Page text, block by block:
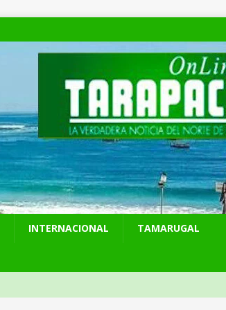
INTERNACIONAL TAMARUGAL